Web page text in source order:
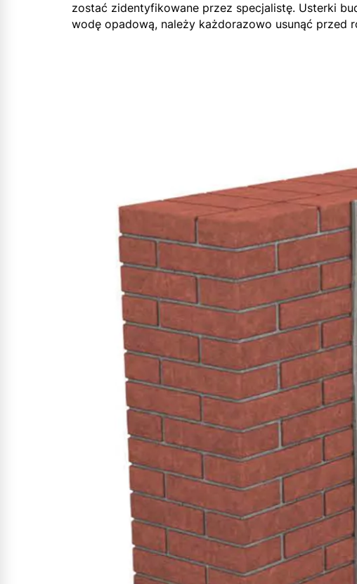
zostać zidentyfikowane przez specjalistę. Usterki
wodę opadową, należy każdorazowo usunąć przed